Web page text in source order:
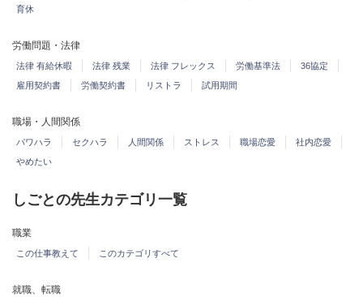
育休
労働問題・法律
法律 有給休暇 法律 残業 法律 フレックス 労働基準法
36協定
雇用契約書
労働契約書 リストラ 試用期間
職場・人間関係
パワハラ セクハラ 人間関係 ストレス 職場恋愛
社内恋愛
やめたい
しごとの先生カテゴリ一覧
職業
この仕事教えて このカテゴリすべて
就職、転職